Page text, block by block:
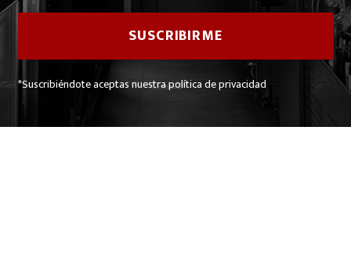
*Suscribiéndote aceptas nuestra política de privacidad